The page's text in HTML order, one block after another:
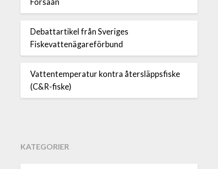
Debattartikel från Sveriges
Fiskevattenägareförbund
Vattentemperatur kontra återsläppsfiske
(C&R-fiske)
KATEGORIER